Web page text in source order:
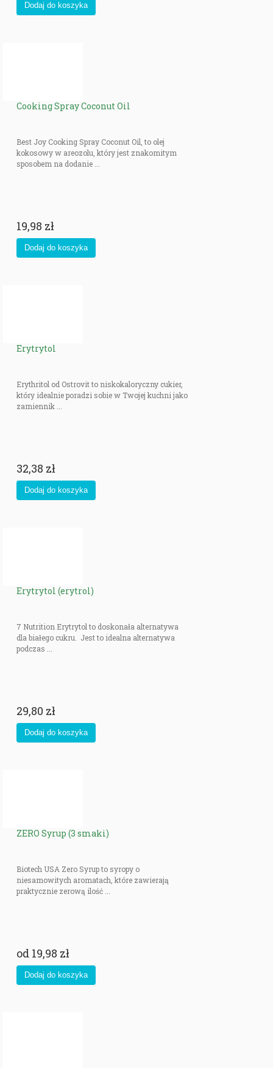
Cooking Spray Coconut Oil
Best Joy Cooking Spray Coconut Oil, to olej
kokosowy w areozolu, który jest znakomitym
sposobem na dodanie ...
19,98 zł
Erytrytol
Erythritol od Ostrovit to niskokaloryczny cukier,
który idealnie poradzi sobie w Twojej kuchni jako
zamiennik ...
32,38 zł
Erytrytol (erytrol)
7 Nutrition Erytrytol to doskonała alternatywa
dla białego cukru. Jest to idealna alternatywa
podczas ...
29,80 zł
ZERO Syrup (3 smaki)
Biotech USA Zero Syrup to syropy o
niesamowitych aromatach, które zawierają
praktycznie zerową ilość ...
od 19,98 zł